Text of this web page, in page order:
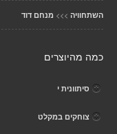
השתחוויה >>> מנחם דוד
כמה מהיוצרים
סיתוונית י
צוחקים במקלט